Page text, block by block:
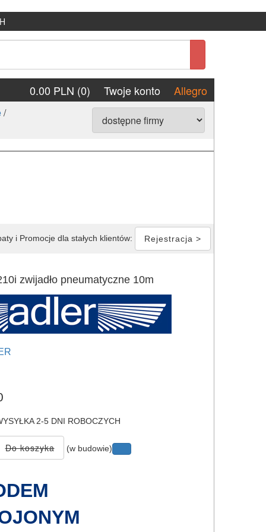
0.00 PLN (0) Twoje konto
Allegro
/
i Promocje dla stałych klientów: Rejestracja >
zwijadło pneumatyczne 10m
2-5 DNI ROBOCZYCH
(w budowie)